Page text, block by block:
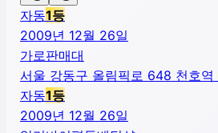
자동1등
2009년 12월 26일
가로판매대
서울 강동구 올림픽로 648 천호
자동1등
2009년 12월 26일